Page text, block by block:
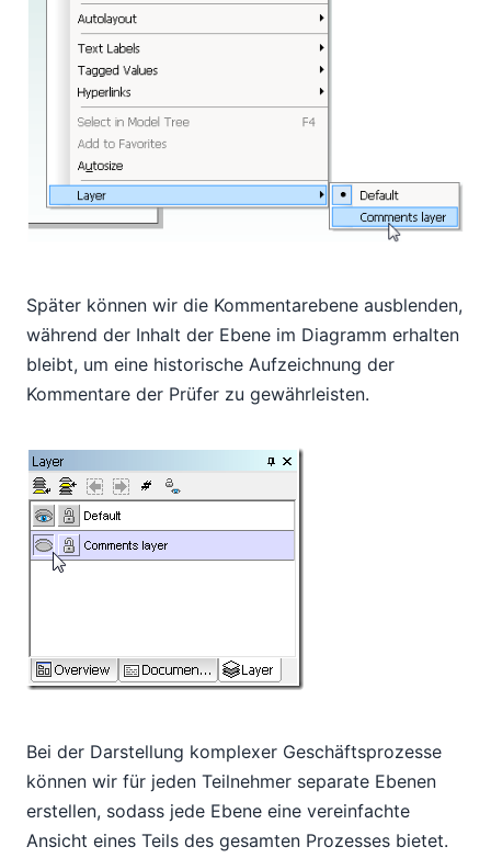
Später können wir die Kommentarebene ausblenden,
während der Inhalt der Ebene im Diagramm erhalten
bleibt, um eine historische Aufzeichnung der
Kommentare der Prüfer zu gewährleisten.
Bei der Darstellung komplexer Geschäftsprozesse
können wir für jeden Teilnehmer separate Ebenen
erstellen, sodass jede Ebene eine vereinfachte
Ansicht eines Teils des gesamten Prozesses bietet.